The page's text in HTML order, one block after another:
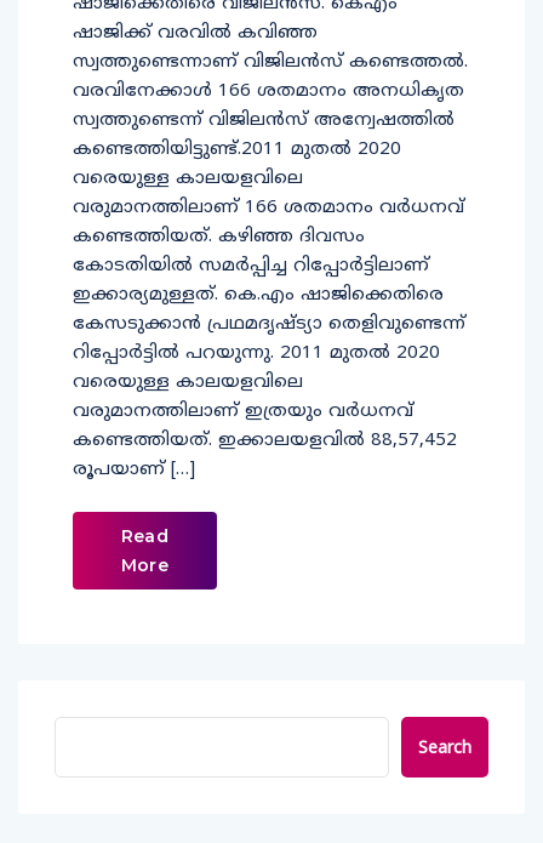
ഷാജിക്ക് വരവില്‍ കവിഞ്ഞ
സ്വത്തുണ്ടെന്നാണ് വിജിലന്‍സ് കണ്ടെത്തല്‍.
വരവിനേക്കാള്‍ 166 ശതമാനം അനധികൃത
സ്വത്തുണ്ടെന്ന് വിജിലന്‍സ് അന്വേഷത്തില്‍
കണ്ടെത്തിയിട്ടുണ്ട്.2011 മുതൽ 2020
വരെയുള്ള കാലയളവിലെ
വരുമാനത്തിലാണ് 166 ശതമാനം വർധനവ്
കണ്ടെത്തിയത്. കഴിഞ്ഞ ദിവസം
കോടതിയിൽ സമർപ്പിച്ച റിപ്പോർട്ടിലാണ്
ഇക്കാര്യമുള്ളത്. കെ.എം ഷാജിക്കെതിരെ
കേസടുക്കാൻ പ്രഥമദൃഷ്ട്യാ തെളിവുണ്ടെന്ന്
റിപ്പോർട്ടിൽ പറയുന്നു. 2011 മുതൽ 2020
വരെയുള്ള കാലയളവിലെ
വരുമാനത്തിലാണ് ഇത്രയും വർധനവ്
കണ്ടെത്തിയത്. ഇക്കാലയളവിൽ 88,57,452
രൂപയാണ് […]
Read
More
Search